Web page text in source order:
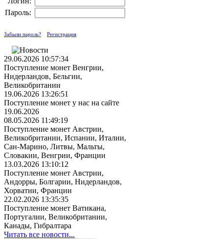
Пароль:
Забыли пароль? Регистрация
29.06.2026 10:57:34
Поступление монет Венгрии,
Нидерландов, Бельгии,
Великобритании
19.06.2026 13:26:51
Поступление монет у нас на сайте
19.06.2026
08.05.2026 11:49:19
Поступление монет Австрии,
Великобритании, Испании, Италии,
Сан-Марино, Литвы, Мальты,
Словакии, Венгрии, Франции
13.03.2026 13:10:12
Поступление монет Австрии,
Андорры, Болгарии, Нидерландов,
Хорватии, Франции
22.02.2026 13:35:35
Поступление монет Ватикана,
Португалии, Великобритании,
Канады, Гибралтара
Читать все новости...